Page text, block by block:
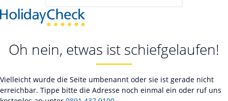
Oh nein, etwas ist schiefgelaufen!
Vielleicht wurde die Seite umbenannt oder sie ist gerade nicht
erreichbar. Tippe bitte die Adresse noch einmal ein oder ruf uns